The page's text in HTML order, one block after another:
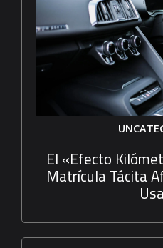
El «Efecto
Matrícula Tácita